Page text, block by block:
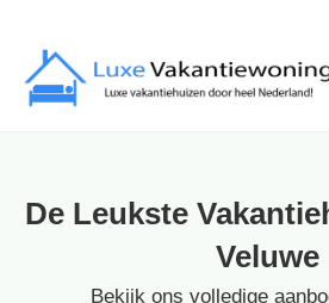
De Leukste
Veluwe
Bekijk ons volledige